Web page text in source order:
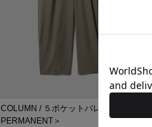
COLUMN / ５ポケットバレルパンツ＜
PERMANENT＞